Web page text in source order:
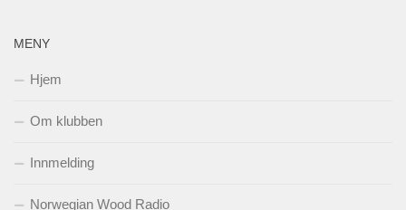
MENY
Hjem
Om klubben
Innmelding
Norwegian Wood Radio